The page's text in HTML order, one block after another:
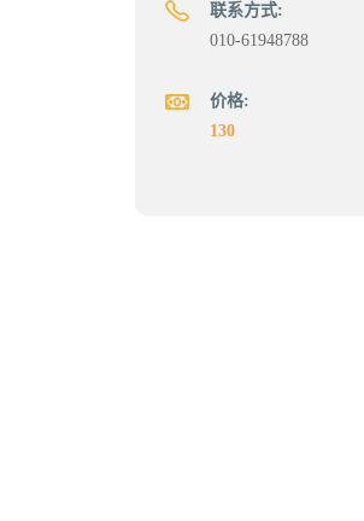
联系方式:
010-61948788
价格:
130